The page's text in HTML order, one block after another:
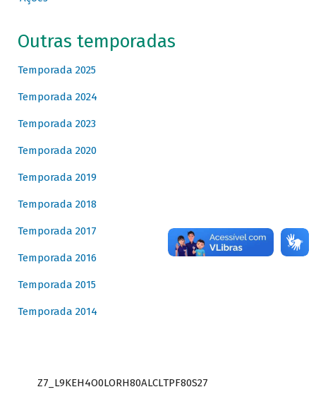
Outras temporadas
Temporada 2025
Temporada 2024
Temporada 2023
Temporada 2020
Temporada 2019
Temporada 2018
Temporada 2017
Temporada 2016
Temporada 2015
Temporada 2014
Z7_L9KEH4O0LORH80ALCLTPF80S27